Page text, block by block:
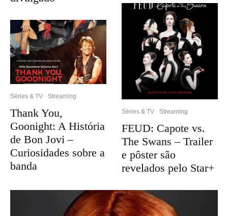
Séries & TV Streaming
Thank You,
Goonight: A História
de Bon Jovi –
Curiosidades sobre a
banda
Séries & TV Streaming
FEUD: Capote vs.
The Swans – Trailer
e pôster são
revelados pelo Star+